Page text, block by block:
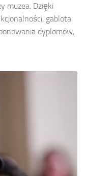
muzea. Dzięki
gablota
dyplomów,